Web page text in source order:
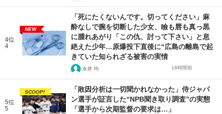
4位
4
NEW
「死にたくないんです。切ってください」麻
酔なしで腕を切断した少女、瞼も唇も真っ黒
に腫れあがり「この仇、討って下さい」と息
絶えた少年…原爆投下直後に“広島の離島で起
きていた知られざる被害の実情
永井 均 16時間前
5位
5
SCOOP!
「敗因分析は一切聞かれなかった」侍ジャパ
ン選手が証言した“NPB聞き取り調査”の実態
「選手から次期監督の要求は…」